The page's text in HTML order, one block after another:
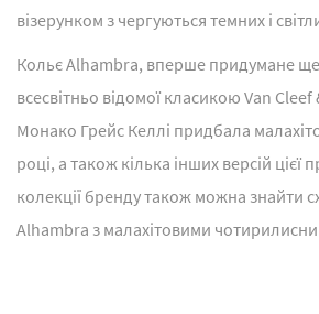
візерунком з чергуються темних і
Кольє Alhambra, вперше придумане ще
всесвітньо відомої класикою Van
Монако Грейс Келлі придбала
році, а також кілька інших версій цієї
колекції бренду також можна знайти
Alhambra з малахітовими